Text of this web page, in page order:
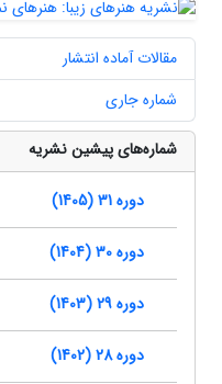
مقالات آماده انتشار
شماره جاری
شماره‌های پیشین نشریه
دوره 31 (1405)
دوره 30 (1404)
دوره 29 (1403)
دوره 28 (1402)